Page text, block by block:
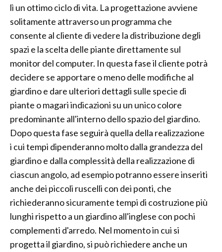
lì un ottimo ciclo di vita. La progettazione avviene
solitamente attraverso un programma che
consente al cliente di vedere la distribuzione degli
spazi e la scelta delle piante direttamente sul
monitor del computer. In questa fase il cliente potrà
decidere se apportare o meno delle modifiche al
giardino e dare ulteriori dettagli sulle specie di
piante o magari indicazioni su un unico colore
predominante all'interno dello spazio del giardino.
Dopo questa fase seguirà quella della realizzazione
i cui tempi dipenderanno molto dalla grandezza del
giardino e dalla complessità della realizzazione di
ciascun angolo, ad esempio potranno essere inseriti
anche dei piccoli ruscelli con dei ponti, che
richiederanno sicuramente tempi di costruzione più
lunghi rispetto a un giardino all'inglese con pochi
complementi d'arredo. Nel momento in cui si
progetta il giardino, si può richiedere anche un